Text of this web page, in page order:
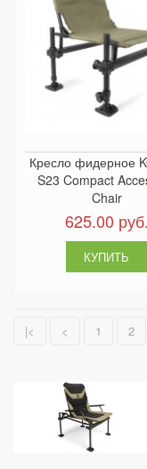
Кресло фидерное
S23 Compact
Chair
625.00 руб.
|< < 1 2